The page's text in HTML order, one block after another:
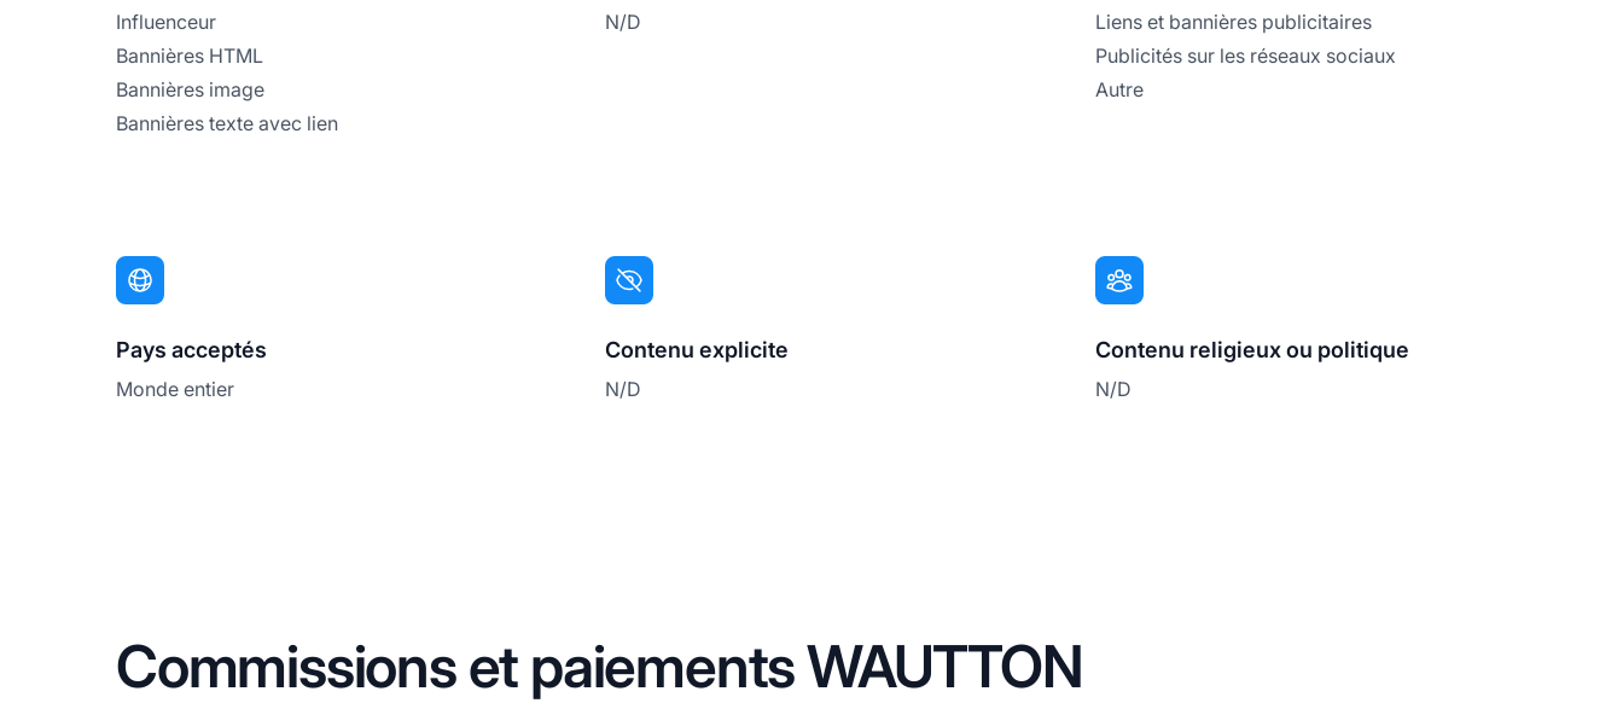
Influenceur
Bannières HTML
Bannières image
Bannières texte avec lien
N/D
Liens et bannières publicitaires
Publicités sur les réseaux sociaux
Autre
Pays acceptés
Monde entier
Contenu explicite
N/D
Contenu religieux ou politique
N/D
Commissions et paiements WAUTTON